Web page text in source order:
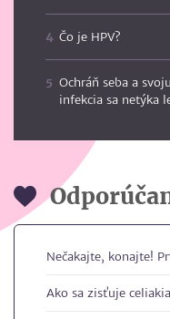
Čo je HPV?
Ochráň seba a
infekcia sa netýka
Nečakajte, konajte!
Ako sa zisťuje